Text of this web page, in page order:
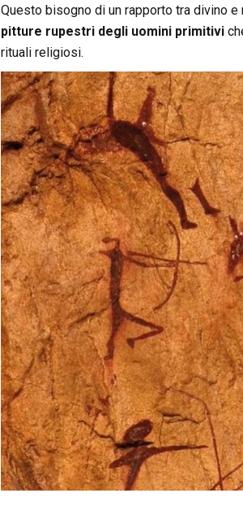
Questo bisogno di un rapporto tra divino
pitture rupestri degli uomini primitivi
rituali religiosi.